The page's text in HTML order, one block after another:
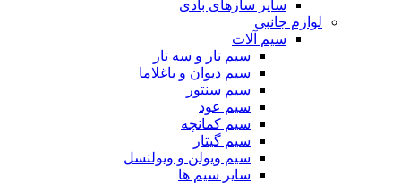
سایر سازهای بادی
لوازم جانبی
سیم آلات
سیم تار و سه تار
سیم دیوان و باغلاما
سیم سنتور
سیم عود
سیم کمانچه
سیم گیتار
سیم ویولن و ویولنسل
سایر سیم ها